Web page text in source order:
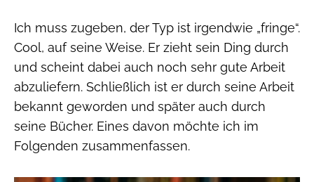
Ich muss zugeben, der Typ ist irgendwie „fringe“.
Cool, auf seine Weise. Er zieht sein Ding durch
und scheint dabei auch noch sehr gute Arbeit
abzuliefern. Schließlich ist er durch seine Arbeit
bekannt geworden und später auch durch
seine Bücher. Eines davon möchte ich im
Folgenden zusammenfassen.